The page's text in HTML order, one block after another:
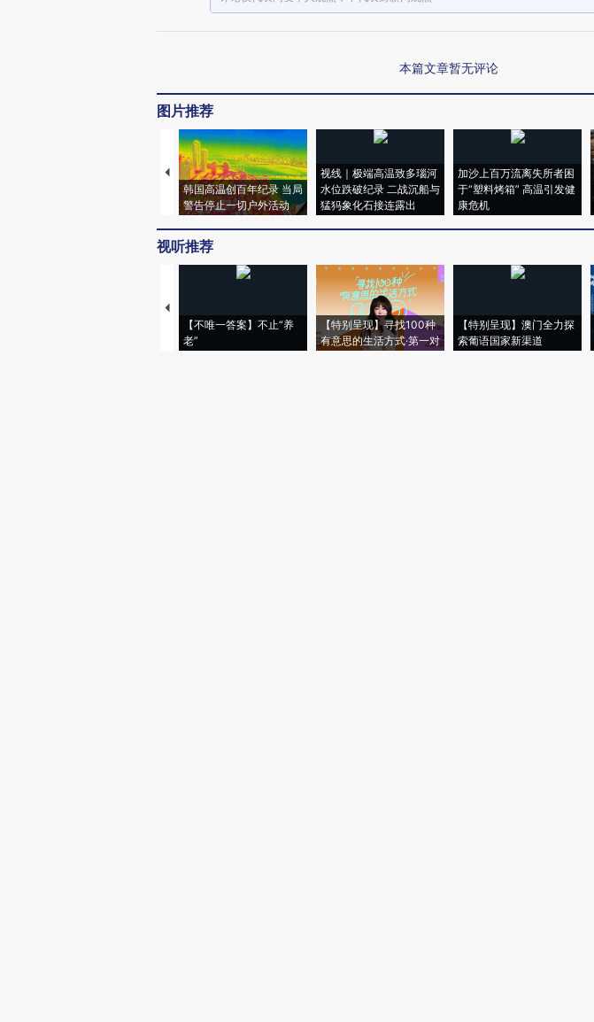
本篇文章暂无评论
图片推荐
韩国高温创百年纪录 当局
警告停止一切户外活动
视线｜极端高温致多瑙河
水位跌破纪录 二战沉船与
猛犸象化石接连露出
加沙上百万流离失所者困
于“塑料烤箱” 高温引发健
康危机
视听推荐
【不唯一答案】不止“养
老”
【特别呈现】寻找100种
有意思的生活方式·第一对
【特别呈现】澳门全力探
索葡语国家新渠道